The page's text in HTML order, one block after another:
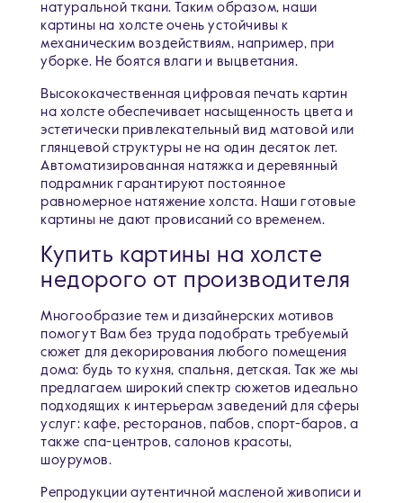
натуральной ткани. Таким образом, наши
картины на холсте очень устойчивы к
механическим воздействиям, например, при
уборке. Не боятся влаги и выцветания.
Высококачественная цифровая печать картин
на холсте обеспечивает насыщенность цвета и
эстетически привлекательный вид матовой или
глянцевой структуры не на один десяток лет.
Автоматизированная натяжка и деревянный
подрамник гарантируют постоянное
равномерное натяжение холста. Наши готовые
картины не дают провисаний со временем.
Купить картины на холсте
недорого от производителя
Многообразие тем и дизайнерских мотивов
помогут Вам без труда подобрать требуемый
сюжет для декорирования любого помещения
дома: будь то кухня, спальня, детская. Так же мы
предлагаем широкий спектр сюжетов идеально
подходящих к интерьерам заведений для сферы
услуг: кафе, ресторанов, пабов, спорт-баров, а
также спа-центров, салонов красоты,
шоурумов.
Репродукции аутентичной масленой живописи и